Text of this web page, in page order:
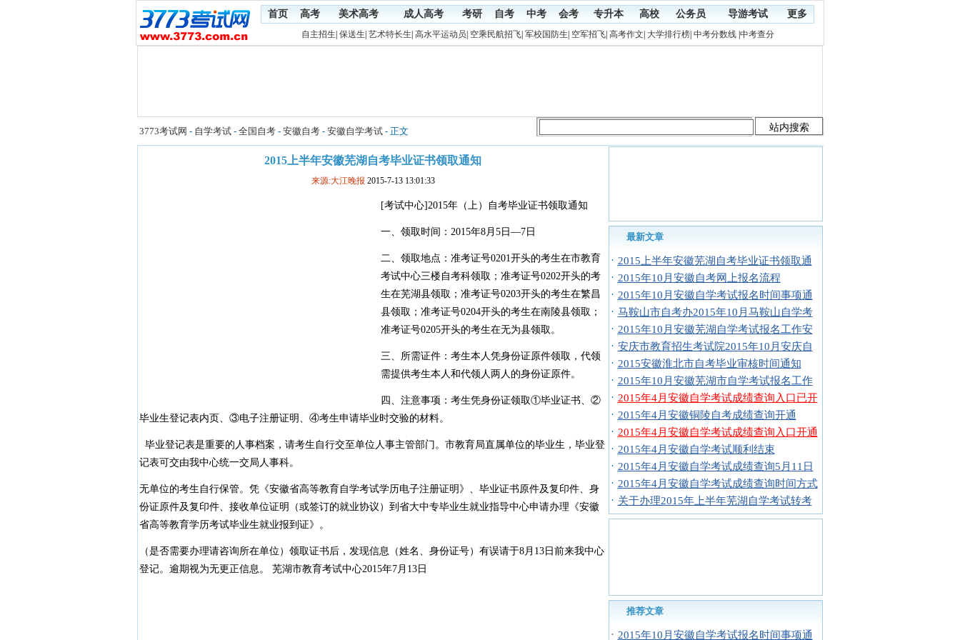
首页 高考 美术高考 成人高考 考研 自考 中考 会考 专升本 高校 公务员 导游考试 更多
自主招生 保送生 艺术特长生 高水平运动员 空乘民航招飞| 军校国防生 空军招飞| 高考作文 大学排行榜| 中考分数线| 中考查分
3773考试网 - 自学考试 - 全国自考 - 安徽自考 - 安徽自学考试 - 正文
2015上半年安徽芜湖自考毕业证书领取通知
来源:大江晚报 2015-7-13 13:01:33
[考试中心]2015年（上）自考毕业证书领取通知
一、领取时间：2015年8月5日—7日
二、领取地点：准考证号0201开头的考生在市教育
考试中心三楼自考科领取；准考证号0202开头的考
生在芜湖县领取；准考证号0203开头的考生在繁昌
县领取；准考证号0204开头的考生在南陵县领取；
准考证号0205开头的考生在无为县领取。
三、所需证件：考生本人凭身份证原件领取，代领
需提供考生本人和代领人两人的身份证原件。
四、注意事项：考生凭身份证领取①毕业证书、②
毕业生登记表内页、③电子注册证明、④考生申请毕业时交验的材料。
毕业登记表是重要的人事档案，请考生自行交至单位人事主管部门。市教育局直属单位的毕业生，毕业登
记表可交由我中心统一交局人事科。
无单位的考生自行保管。凭《安徽省高等教育自学考试学历电子注册证明》、毕业证书原件及复印件、身
份证原件及复印件、接收单位证明（或签订的就业协议）到省大中专毕业生就业指导中心申请办理《安徽
省高等教育学历考试毕业生就业报到证》。
（是否需要办理请咨询所在单位）领取证书后，发现信息（姓名、身份证号）有误请于8月13日前来我中心
登记。逾期视为无更正信息。 芜湖市教育考试中心2015年7月13日
最新文章
· 2015上半年安徽芜湖自考毕业证书领取通
· 2015年10月安徽自考网上报名流程
· 2015年10月安徽自学考试报名时间事项通
· 马鞍山市自考办2015年10月马鞍山自学考
· 2015年10月安徽芜湖自学考试报名工作安
· 安庆市教育招生考试院2015年10月安庆自
· 2015安徽淮北市自考毕业审核时间通知
· 2015年10月安徽芜湖市自学考试报名工作
· 2015年4月安徽自学考试成绩查询入口已开
· 2015年4月安徽铜陵自考成绩查询开通
· 2015年4月安徽自学考试成绩查询入口开通
· 2015年4月安徽自学考试顺利结束
· 2015年4月安徽自学考试成绩查询5月11日
· 2015年4月安徽自学考试成绩查询时间方式
· 关于办理2015年上半年芜湖自学考试转考
推荐文章
· 2015年10月安徽自学考试报名时间事项通